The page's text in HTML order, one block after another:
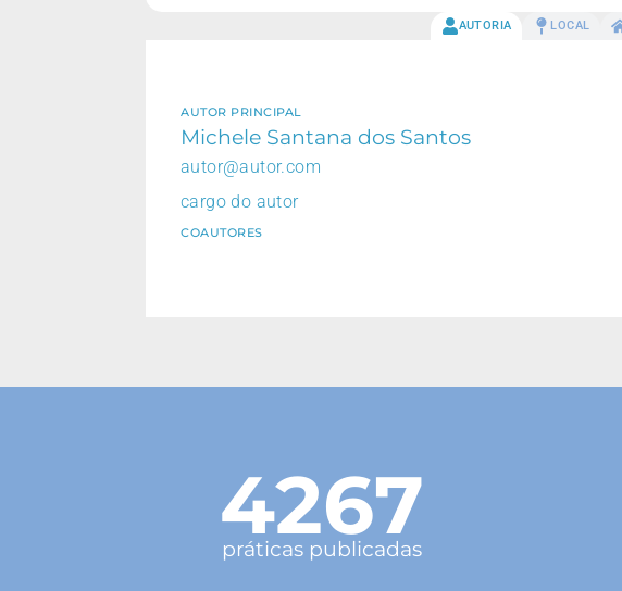
AUTORIA LOCAL
AUTOR PRINCIPAL
Michele Santana dos Santos
autor@autor.com
cargo do autor
COAUTORES
4267
práticas publicadas